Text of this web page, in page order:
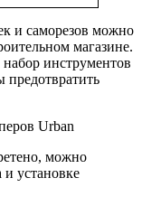
и саморезов можно
магазине.
инструментов
предотвратить
можно
и установке